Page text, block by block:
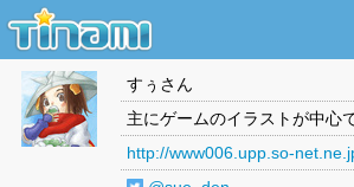
すぅ さん
主にゲームのイラストが中心
http://www006.upp.so-